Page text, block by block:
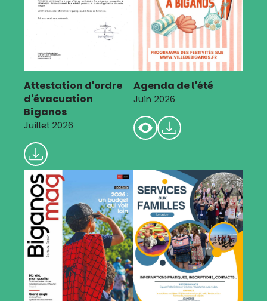
Attestation d'ordre
d'évacuation
Biganos
Juillet 2026
Agenda de l'été
Juin 2026